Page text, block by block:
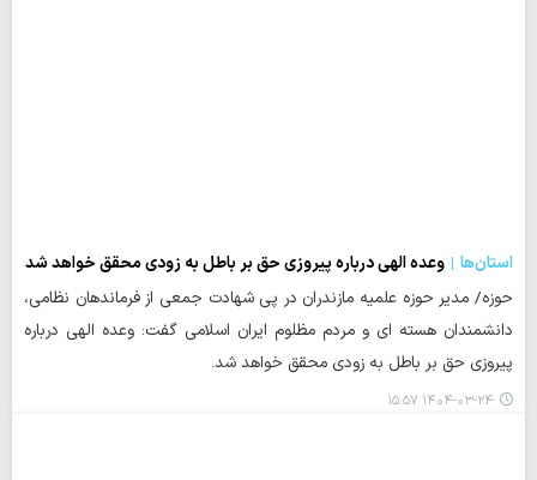
استان‌ها
وعده الهی درباره پیروزی حق بر باطل به زودی محقق خواهد شد
حوزه/ مدیر حوزه علمیه مازندران در پی شهادت جمعی از فرماندهان نظامی،
دانشمندان هسته ای و مردم مظلوم ایران اسلامی گفت: وعده الهی درباره
پیروزی حق بر باطل به زودی محقق خواهد شد.
۱۴۰۴-۰۳-۲۴ ۱۵:۵۷